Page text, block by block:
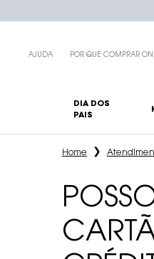
AJUDA POR QUE COMPRAR
DIA DOS
PAIS
Home